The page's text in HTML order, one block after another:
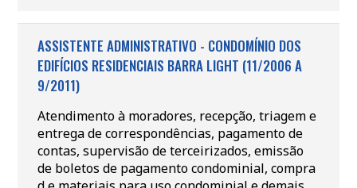
ASSISTENTE ADMINISTRATIVO - CONDOMÍNIO DOS
EDIFÍCIOS RESIDENCIAIS BARRA LIGHT (11/2006 A
9/2011)
Atendimento à moradores, recepção, triagem e
entrega de correspondências, pagamento de
contas, supervisão de terceirizados, emissão
de boletos de pagamento condominial, compra